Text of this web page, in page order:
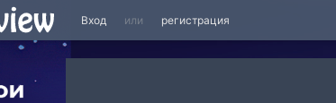
Вход или регистрация